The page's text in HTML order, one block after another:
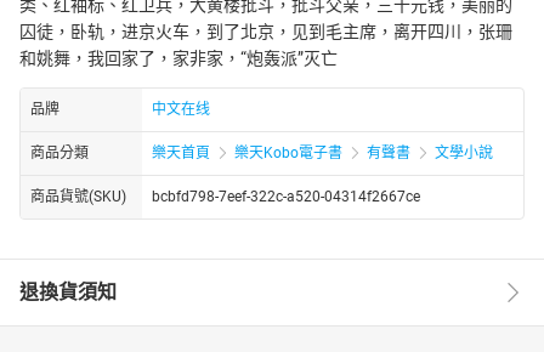
类、红袖标、红卫兵，大黄楼批斗，批斗父亲，三十元钱，美丽的
囚徒，卧轨，进京火车，到了北京，见到毛主席，离开四川，张珊
和姚舞，我回家了，家非家，“炮轰派”灭亡
品牌 中文在线
商品分類 樂天首頁 樂天Kobo電子書 有聲書 文學小說
商品貨號(SKU) bcbfd798-7eef-322c-a520-04314f2667ce
退換貨須知